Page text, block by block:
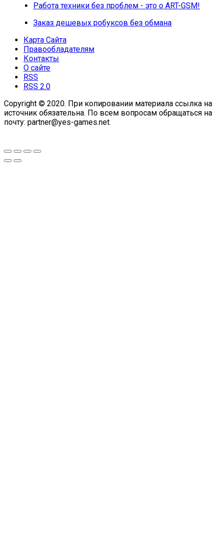
Работа техники без проблем - это о ART-GSM!
Заказ дешевых робуксов без обмана
Карта Сайта
Правообладателям
Контакты
О сайте
RSS
RSS 2.0
Copyright © 2020. При копировании материала ссылка на
источник обязательна. По всем вопросам обращаться на
почту: partner@yes-games.net.